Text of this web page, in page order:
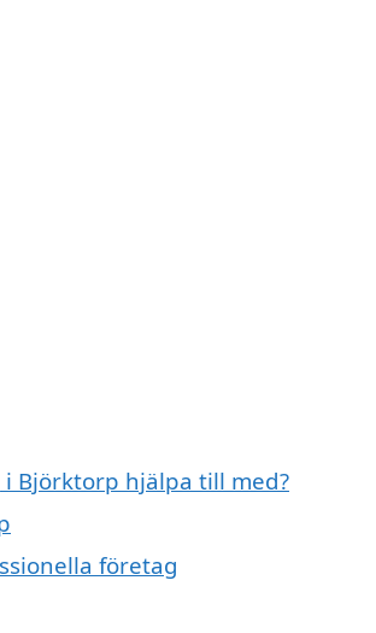
Björktorp hjälpa till med?
företag